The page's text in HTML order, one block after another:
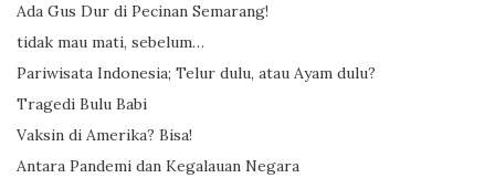
Ada Gus Dur di Pecinan Semarang!
tidak mau mati, sebelum…
Pariwisata Indonesia; Telur dulu, atau Ayam dulu?
Tragedi Bulu Babi
Vaksin di Amerika? Bisa!
Antara Pandemi dan Kegalauan Negara